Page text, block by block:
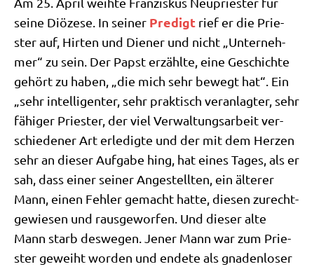
sei­ne Diö­ze­se. In sei­ner Pre­digt rief er die Prie­
ster auf, Hir­ten und Die­ner und nicht „Unter­neh­
mer“ zu sein. Der Papst erzähl­te, eine Geschich­te
gehört zu haben, „die mich sehr bewegt hat“. Ein
„sehr intel­li­gen­ter, sehr prak­tisch ver­an­lag­ter, sehr
fähi­ger Prie­ster, der viel Ver­wal­tungs­ar­beit ver­
schie­de­ner Art erle­dig­te und der mit dem Her­zen
sehr an die­ser Auf­ga­be hing, hat eines Tages, als er
sah, dass einer sei­ner Ange­stell­ten, ein älte­rer
Mann, einen Feh­ler gemacht hat­te, die­sen zurecht­
ge­wie­sen und raus­ge­wor­fen. Und die­ser alte
Mann starb des­we­gen. Jener Mann war zum Prie­
ster geweiht wor­den und ende­te als gna­den­lo­ser